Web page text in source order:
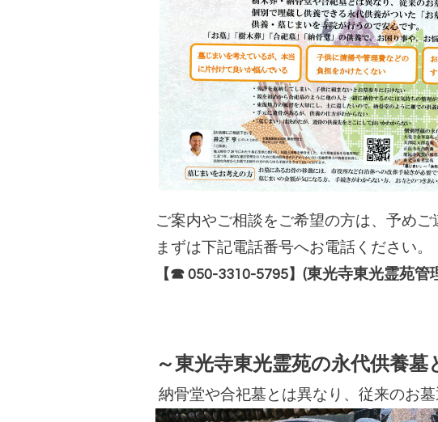
ご案内やご相談をご希望の方は、 予めご
まずは下記電話番号へお電話ください。
【☎ 050-3310-5795】 (東光寺東光霊苑管
～東光寺東光霊苑の永代供養墓
納骨堂や合祀墓とは異なり、従来のお